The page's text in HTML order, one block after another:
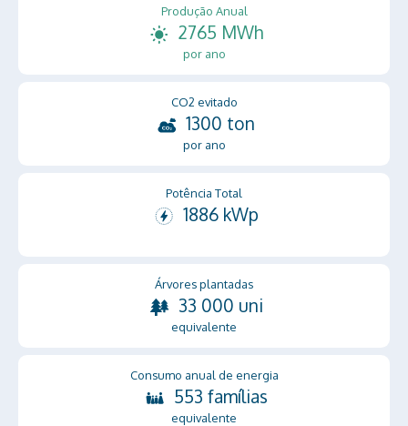
Produção Anual
2765 MWh
por ano
CO2 evitado
1300 ton
por ano
Potência Total
1886 kWp
Árvores plantadas
33 000 uni
equivalente
Consumo anual de energia
553 famílias
equivalente